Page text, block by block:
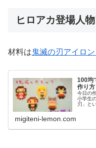
ヒロアカ登場人
材料は鬼滅の刃アイロ
100均
作り方
今日の
小学生
刃」と
migiteni-lemon.com